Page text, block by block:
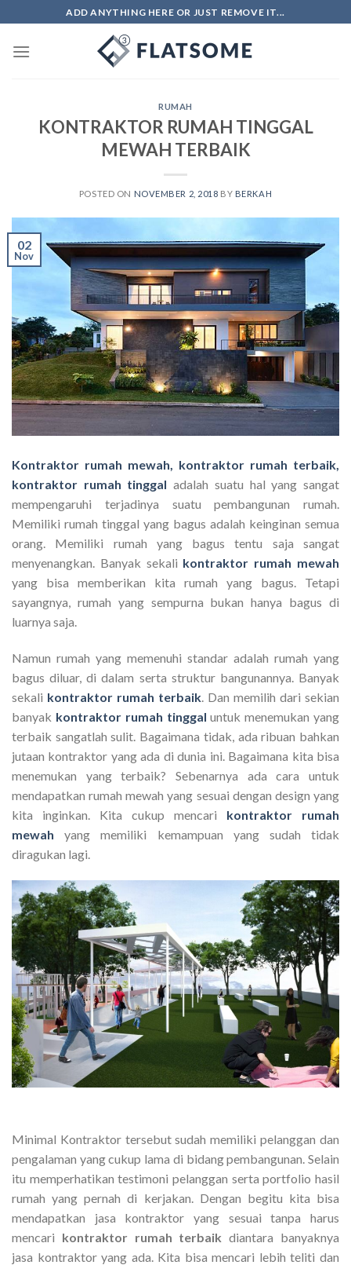
to
content
ADD ANYTHING HERE OR JUST REMOVE IT...
RUMAH
KONTRAKTOR RUMAH TINGGAL
MEWAH TERBAIK
POSTED ON NOVEMBER 2, 2018 BY BERKAH
02
Nov
Kontraktor rumah mewah, kontraktor rumah terbaik,
kontraktor rumah tinggaladalah suatu hal yang sangat
mempengaruhi terjadinya suatu pembangunan rumah.
Memiliki rumah tinggal yang bagus adalah keinginan semua
orang. Memiliki rumah yang bagus tentu saja sangat
menyenangkan. Banyak sekali kontraktor rumah mewah
yang bisa memberikan kita rumah yang bagus. Tetapi
sayangnya, rumah yang sempurna bukan hanya bagus di
luarnya saja.
Namun rumah yang memenuhi standar adalah rumah yang
bagus diluar, di dalam serta struktur bangunannya. Banyak
sekali kontraktor rumah terbaik. Dan memilih dari sekian
banyak kontraktor rumah tinggaluntuk menemukan yang
terbaik sangatlah sulit. Bagaimana tidak, ada ribuan bahkan
jutaan kontraktor yang ada di dunia ini. Bagaimana kita bisa
menemukan yang terbaik? Sebenarnya ada cara untuk
mendapatkan rumah mewah yang sesuai dengan design yang
kita inginkan. Kita cukup mencari kontraktor rumah
mewahyang memiliki kemampuan yang sudah tidak
diragukan lagi.
Minimal Kontraktor tersebut sudah memiliki pelanggan dan
pengalaman yang cukup lama di bidang pembangunan. Selain
itu memperhatikan testimoni pelanggan serta portfolio hasil
rumah yang pernah di kerjakan. Dengan begitu kita bisa
mendapatkan jasa kontraktor yang sesuai tanpa harus
mencari kontraktor rumah terbaikdiantara banyaknya
jasa kontraktor yang ada. Kita bisa mencari lebih teliti dan